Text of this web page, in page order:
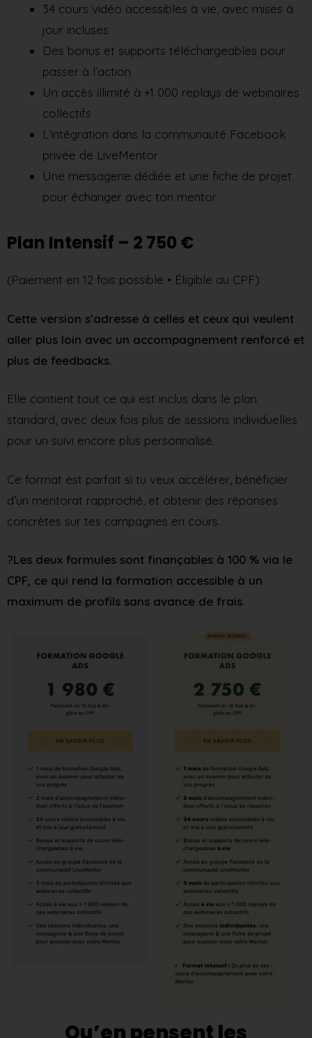
34 cours vidéo accessibles à vie, avec mises à
jour incluses
Des bonus et supports téléchargeables pour
passer à l’action
Un accès illimité à +1 000 replays de webinaires
collectifs
L’intégration dans la communauté Facebook
privée de LiveMentor
Une messagerie dédiée et une fiche de projet
pour échanger avec ton mentor
Plan Intensif – 2 750 €
(Paiement en 12 fois possible • Éligible au CPF)
Cette version s’adresse à celles et ceux qui veulent
aller plus loin avec un accompagnement renforcé et
plus de feedbacks.
Elle contient tout ce qui est inclus dans le plan
standard, avec deux fois plus de sessions individuelles
pour un suivi encore plus personnalisé.
Ce format est parfait si tu veux accélérer, bénéficier
d’un mentorat rapproché, et obtenir des réponses
concrètes sur tes campagnes en cours.
?Les deux formules sont finançables à 100 % via le
CPF, ce qui rend la formation accessible à un
maximum de profils sans avance de frais.